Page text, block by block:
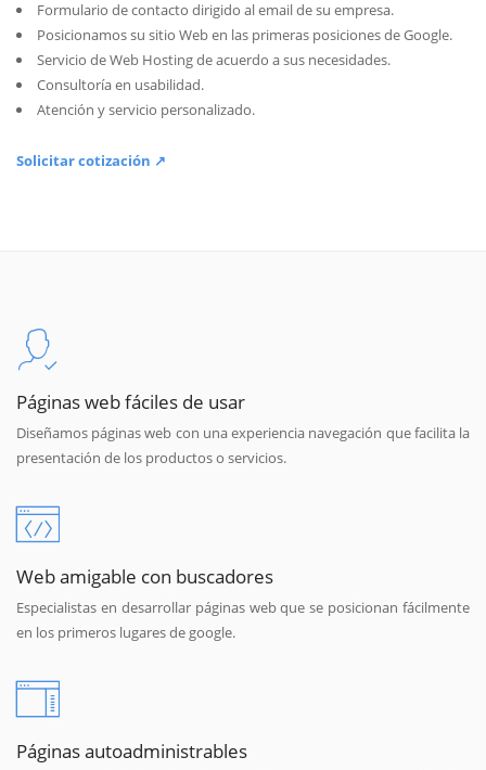
Formulario de contacto dirigido al email de su empresa.
Posicionamos su sitio Web en las primeras posiciones de Google.
Servicio de Web Hosting de acuerdo a sus necesidades.
Consultoría en usabilidad.
Atención y servicio personalizado.
Solicitar cotización ↗
Páginas web fáciles de usar
Diseñamos páginas web con una experiencia navegación que facilita la
presentación de los productos o servicios.
Web amigable con buscadores
Especialistas en desarrollar páginas web que se posicionan fácilmente
en los primeros lugares de google.
Páginas autoadministrables